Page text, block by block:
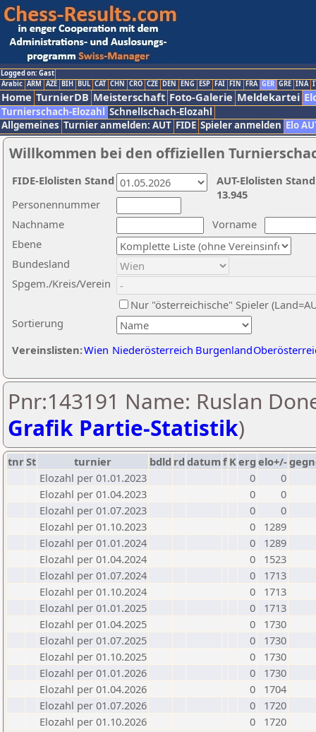
Logged on: Gast
Arabic ARM AZE BIH BUL CAT CHN CRO CZE DEN ENG ESP FAI FIN FRA GER GRE INA
Home TurnierDB Meisterschaft Foto-Galerie Meldekartei
Turnierschach-Elozahl Schnellschach-Elozahl
Allgemeines Turnier anmelden: AUT FIDE Spieler anmelden Elo
Willkommen bei den offiziellen
Nachname
Vorname
Ebene
Sortierung
Personennummer
Bundesland
Spgem./Kreis/Verein
Nur "österreichische" Spieler
Vereinslisten:Wien Niederösterreich Burgenland
AUT-Elolisten
13.945
FIDE-Elolisten Stand
Pnr:143191 Name: Ruslan
Grafik Partie-Statistik)
tnrSt turnier bdld rd datumf Kerg elo+/-
Elozahl per 01.01.2023
0
0
Elozahl per 01.04.2023
0
0
Elozahl per 01.07.2023
0
0
Elozahl per 01.10.2023
0
1289
Elozahl per 01.01.2024
0
1289
Elozahl per 01.04.2024
0
1523
Elozahl per 01.07.2024
0
1713
Elozahl per 01.10.2024
0
1713
Elozahl per 01.01.2025
0
1713
Elozahl per 01.04.2025
0
1730
Elozahl per 01.07.2025
0
1730
Elozahl per 01.10.2025
0
1730
Elozahl per 01.01.2026
0
1730
Elozahl per 01.04.2026
0
1704
Elozahl per 01.07.2026
0
1720
Elozahl per 01.10.2026
0 1720